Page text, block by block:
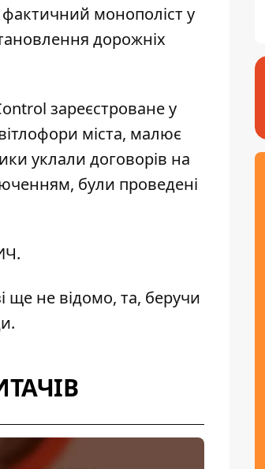
монополіст у
дорожніх
зареєстроване у
міста, малює
уклали договорів на
були проведені
ще не відомо, та, беручи